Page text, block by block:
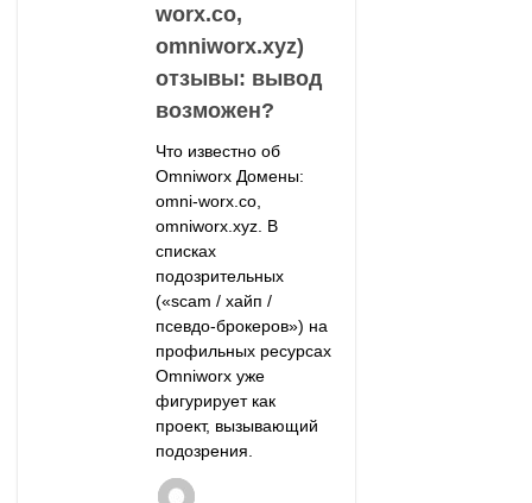
worx.co,
omniworx.xyz)
отзывы: вывод
возможен?
Что известно об
Omniworx Домены:
omni-worx.co,
omniworx.xyz. В
списках
подозрительных
(«scam / хайп /
псевдо-брокеров») на
профильных ресурсах
Omniworx уже
фигурирует как
проект, вызывающий
подозрения.